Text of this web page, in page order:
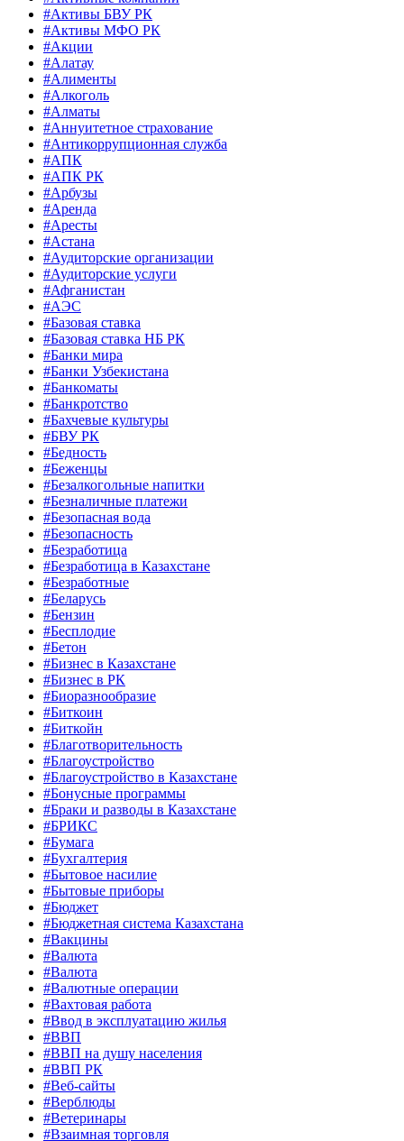
#Активы БВУ РК
#Активы МФО РК
#Акции
#Алатау
#Алименты
#Алкоголь
#Алматы
#Аннуитетное страхование
#Антикоррупционная служба
#АПК
#АПК РК
#Арбузы
#Аренда
#Аресты
#Астана
#Аудиторские организации
#Аудиторские услуги
#Афганистан
#АЭС
#Базовая ставка
#Базовая ставка НБ РК
#Банки мира
#Банки Узбекистана
#Банкоматы
#Банкротство
#Бахчевые культуры
#БВУ РК
#Бедность
#Беженцы
#Безалкогольные напитки
#Безналичные платежи
#Безопасная вода
#Безопасность
#Безработица
#Безработица в Казахстане
#Безработные
#Беларусь
#Бензин
#Бесплодие
#Бетон
#Бизнес в Казахстане
#Бизнес в РК
#Биоразнообразие
#Биткоин
#Биткойн
#Благотворительность
#Благоустройство
#Благоустройство в Казахстане
#Бонусные программы
#Браки и разводы в Казахстане
#БРИКС
#Бумага
#Бухгалтерия
#Бытовое насилие
#Бытовые приборы
#Бюджет
#Бюджетная система Казахстана
#Вакцины
#Валюта
#Валюта
#Валютные операции
#Вахтовая работа
#Ввод в эксплуатацию жилья
#ВВП
#ВВП на душу населения
#ВВП РК
#Веб-сайты
#Верблюды
#Ветеринары
#Взаимная торговля